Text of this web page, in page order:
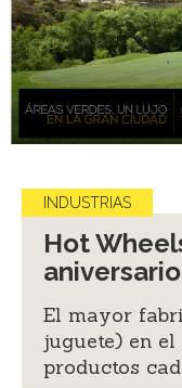
INDUSTRIAS
Hot
aniversario
El mayor
juguete) en el
productos